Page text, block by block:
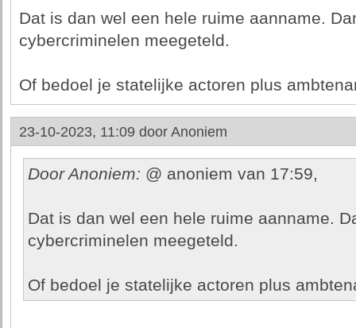
Dat is dan wel een hele ruime aanname.
cybercriminelen meegeteld.
Of bedoel je statelijke actoren plus
23-10-2023, 11:09 door Anoniem
Door Anoniem: @ anoniem van 17:59,
Dat is dan wel een hele ruime aanname.
cybercriminelen meegeteld.
Of bedoel je statelijke actoren plus